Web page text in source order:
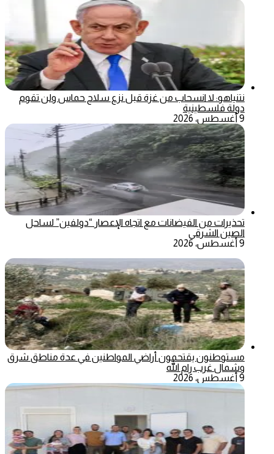
نتنياهو: لا انسحاب من غزة قبل نزع سلاح حماس ولن تقوم
دولة فلسطينية
9 أغسطس، 2026
تحذيرات من الفيضانات مع اتجاه الإعصار “دولفين” لساحل
الصين الشرقي
9 أغسطس، 2026
مستوطنون يقتحمون أراضي المواطنين في عدة مناطق شرق
وشمال غرب رام الله
9 أغسطس، 2026